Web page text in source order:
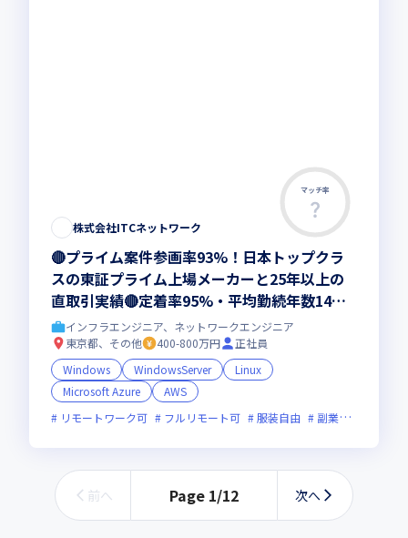
マッチ率
株式会社ITCネットワーク
🔴プライム案件参画率93%！日本トップクラ
スの東証プライム上場メーカーと25年以上の
直取引実績🔴定着率95%・平均勤続年数14年
超🔴平均残業5h(残業代全額支給)🔴リモート可
🔴ベテラン社員のサポート有
インフラエンジニア、ネットワークエンジニア
東京都、その他
400-800万円
正社員
Windows
WindowsServer
Linux
Microsoft Azure
AWS
リモートワーク可
フルリモート可 服装自由 副業可
前へ Page 1/12 次へ